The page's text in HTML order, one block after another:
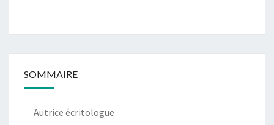
SOMMAIRE
Autrice écritologue